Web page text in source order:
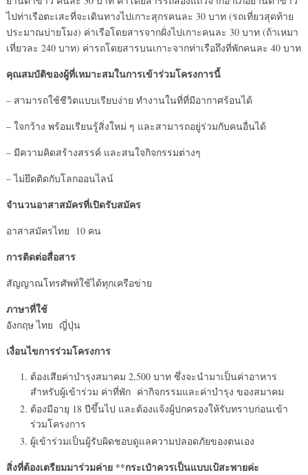
ไปท่าเรือตะเสะที่จะเดินทางไปเกาะสุกรคนละ 30 บาท (รถเที่ยวสุดท้าย
ประมาณบ่ายโมง) ค่าเรือโดยสารจากฝั่งไปเกาะคนละ 30 บาท (ถ้าเหมา
เที่ยวละ 240 บาท) ค่ารถโดยสารบนเกาะจากท่าเรือถึงที่พักคนละ 40 บาท
คุณสมบัติของผู้ที่เหมาะสมในการเข้าร่วมโครงการนี้
– สามารถใช้ชีวิตแบบเรียบง่าย ทำงานในที่ที่มีอากาศร้อนได้
– ใจกว้าง พร้อมเรียนรู้สิ่งใหม่ ๆ และสามารถอยู่ร่วมกับคนอื่นได้
– มีความคิดสร้างสรรค์ และสนใจกิจกรรมต่างๆ
– ไม่ยึดติดกับโลกออนไลน์
จำนวนอาสาสมัครที่เปิดรับสมัคร
อาสาสมัครไทย 10 คน
การติดต่อสื่อสาร
สัญญาณโทรศัพท์ใช้ได้ทุกเครือข่าย
ภาษาที่ใช้
อังกฤษ ไทย ญี่ปุ่น
เงื่อนไขการร่วมโครงการ
ต้องเสียค่าบำรุงสมาคม 2,500 บาท ซึ่งจะนำมาเป็นค่าอาหาร
สำหรับผู้เข้าร่วม ค่าที่พัก ค่ากิจกรรมและค่าบำรุง ของสมาคม
ต้องมีอายุ 18 ปีขึ้นไป และต้องแจ้งผู้ปกครองให้รับทราบก่อนเข้า
ร่วมโครงการ
ผู้เข้าร่วมเป็นผู้รับผิดชอบดูแลความปลอดภัยของตนเอง
สิ่งที่ต้องเตรียมมาร่วมค่าย **กระเป๋าควรเป็นแบบเป้สะพายค่ะ